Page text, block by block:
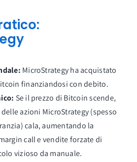
MicroStrategy ha acquistato
finanziandosi con debito.
Se il prezzo di Bitcoin scende,
azioni MicroStrategy (spesso
cala, aumentando la
call e vendite forzate di
vizioso da manuale.